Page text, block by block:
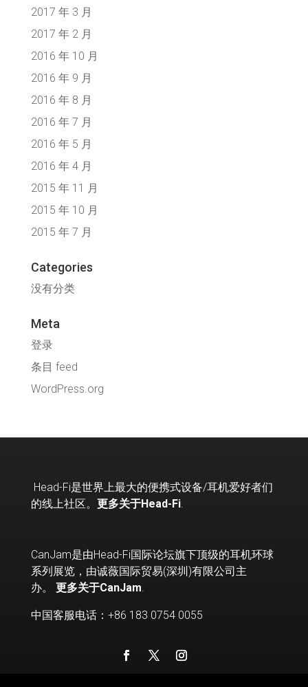
2017 年 3 月
2017 年 2 月
2016 年 10 月
2016 年 9 月
2016 年 8 月
2016 年 7 月
2016 年 5 月
2016 年 4 月
2015 年 11 月
2015 年 10 月
2015 年 7 月
Categories
没有分类
Meta
登录
条目 feed
WordPress.org
Head-Fi是世界上最大的便携式设备/耳机爱好者们
的线上社区。 更多关于Head-Fi.
CanJam是由Head-Fi国际论坛旗下顶级的耳机环球
系列展览，由诚薇国际贸易(深圳)有限公司主
办。 更多关于CanJam.
中国客服电话：+86 183 0754 0055